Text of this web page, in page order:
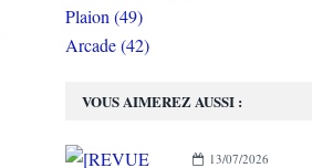
VOUS AIMEREZ AUSSI :
13/07/2026
Plaion (49)
Arcade (42)